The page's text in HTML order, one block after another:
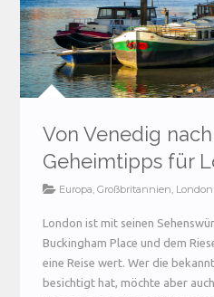
Von Venedig
Geheimtipps für
Europa,Großbritannien, London
London ist mit seinen
Buckingham Place und dem
eine Reise wert. Wer die
besichtigt hat, möchte aber